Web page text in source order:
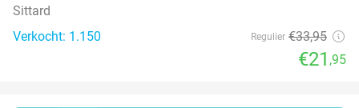
Sittard
Verkocht: 1.150
Regulier €33,95
€21 ,95